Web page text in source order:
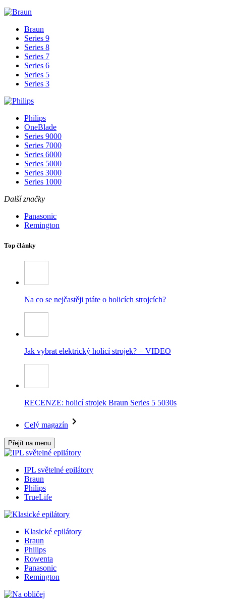
Braun
Series 9
Series 8
Series 7
Series 6
Series 5
Series 3
Philips
OneBlade
Series 9000
Series 7000
Series 6000
Series 5000
Series 3000
Series 1000
Další značky
Panasonic
Remington
Top články
Na co se nejčastěji ptáte o holicích strojcích?
Jak vybrat elektrický holicí strojek? + VIDEO
RECENZE: holicí strojek Braun Series 5 5030s
Celý magazín
Přejít na menu
IPL světelné epilátory
Braun
Philips
TrueLife
Klasické epilátory
Braun
Philips
Rowenta
Panasonic
Remington